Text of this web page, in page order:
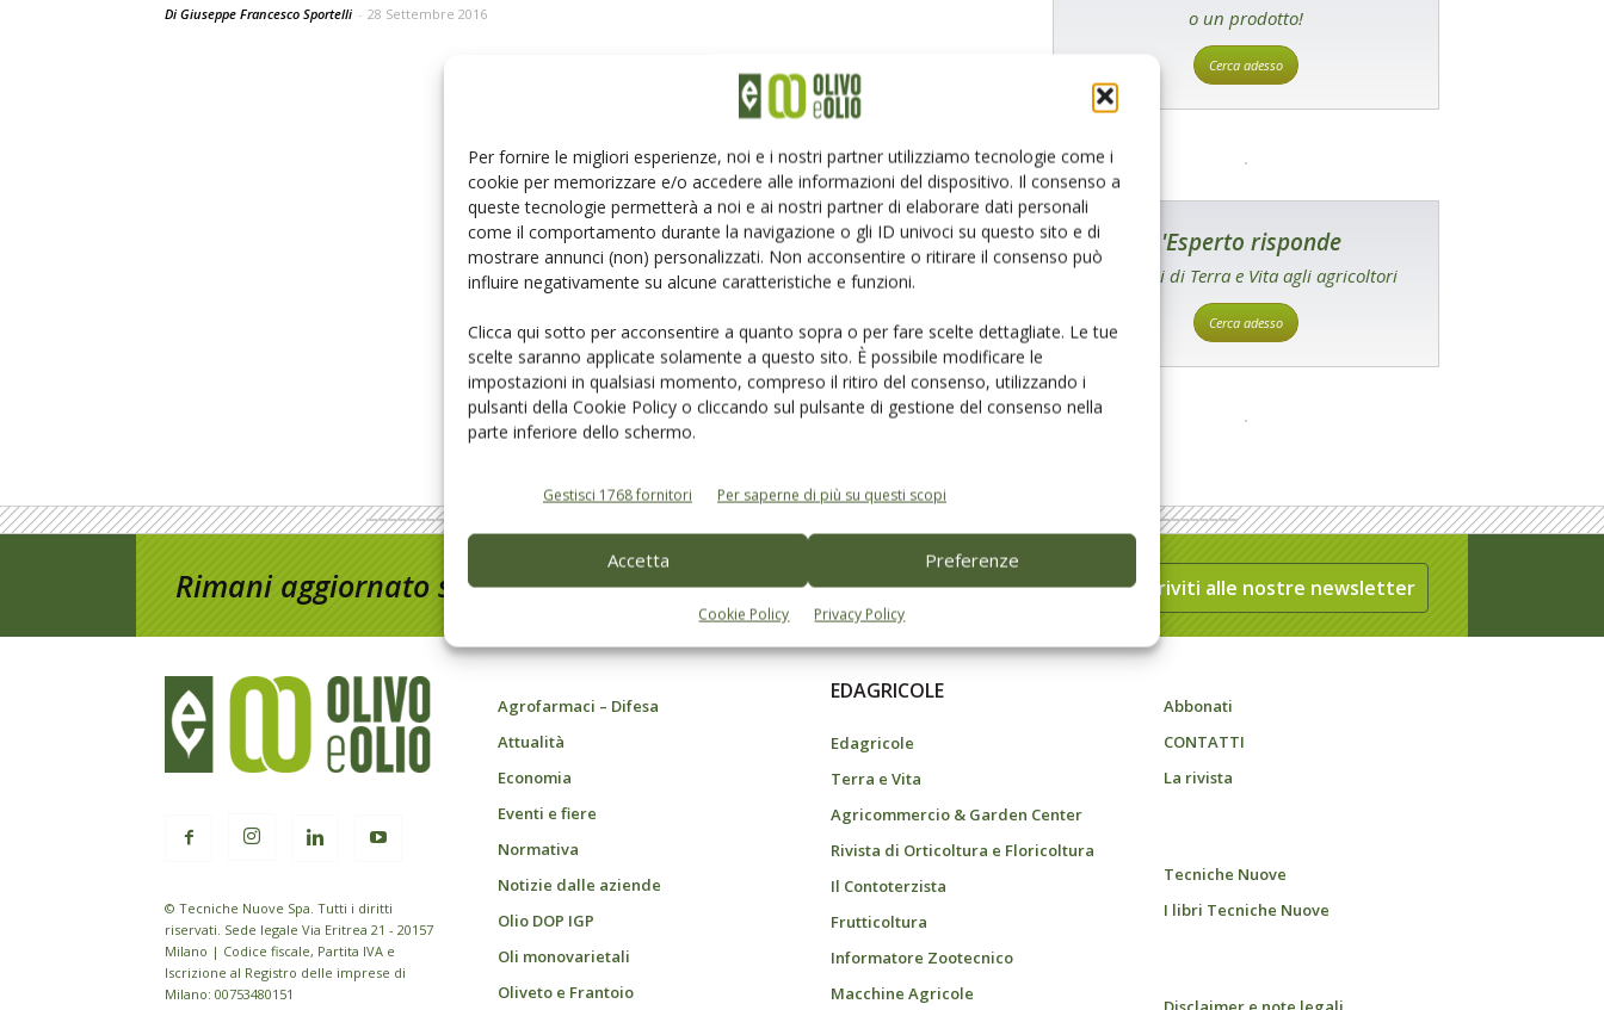
Per fornire le migliori esperienze, noi e i nostri partner utilizziamo tecnologie come i
cookie per memorizzare e/o accedere alle informazioni del dispositivo. Il consenso a
queste tecnologie permetterà a noi e ai nostri partner di elaborare dati personali
come il comportamento durante la navigazione o gli ID univoci su questo sito e di
mostrare annunci (non) personalizzati. Non acconsentire o ritirare il consenso può
influire negativamente su alcune caratteristiche e funzioni.
Clicca qui sotto per acconsentire a quanto sopra o per fare scelte dettagliate. Le tue
scelte saranno applicate solamente a questo sito. È possibile modificare le
impostazioni in qualsiasi momento, compreso il ritiro del consenso, utilizzando i
pulsanti della Cookie Policy o cliccando sul pulsante di gestione del consenso nella
parte inferiore dello schermo.
Gestisci 1768 fornitori Per saperne di più su questi scopi
Accetta Preferenze
Cookie Policy Privacy Policy
Di Giuseppe Francesco Sportelli - 28 Settembre 2016
o un prodotto!
Cerca adesso
L'Esperto risponde
I consigli di Terra e Vita agli agricoltori
Cerca adesso
Rimani aggiornato sul mondo dell’agricoltura Iscriviti alle nostre newsletter
© Tecniche Nuove Spa. Tutti i diritti
riservati. Sede legale Via Eritrea 21 - 20157
Milano | Codice fiscale, Partita IVA e
Iscrizione al Registro delle imprese di
Milano: 00753480151
Agrofarmaci – Difesa
Attualità
Economia
Eventi e fiere
Normativa
Notizie dalle aziende
Olio DOP IGP
Oli monovarietali
Oliveto e Frantoio
EDAGRICOLE
Edagricole
Terra e Vita
Agricommercio & Garden Center
Rivista di Orticoltura e Floricoltura
Il Contoterzista
Frutticoltura
Informatore Zootecnico
Macchine Agricole
Abbonati
CONTATTI
La rivista
Tecniche Nuove
I libri Tecniche Nuove